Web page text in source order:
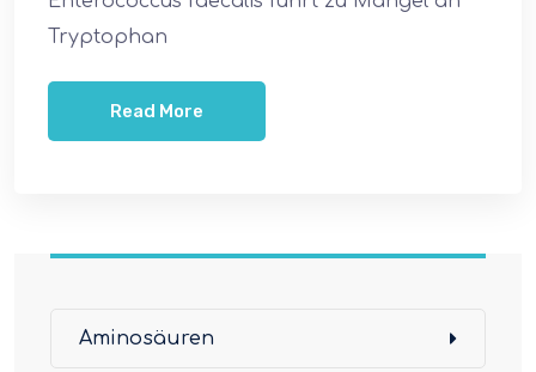
Tryptophan
Read More
Aminosäuren